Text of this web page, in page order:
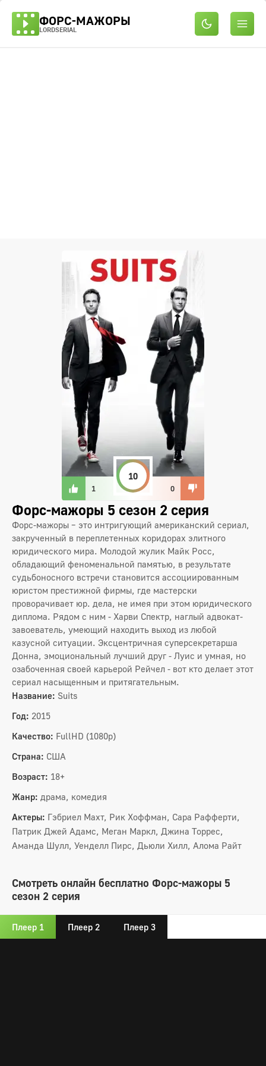
ФОРС-МАЖОРЫ
LORDSERIAL
1
10
0
Форс-мажоры 5 сезон 2 серия
Форс-мажоры – это интригующий американский сериал,
закрученный в переплетенных коридорах элитного
юридического мира. Молодой жулик Майк Росс,
обладающий феноменальной памятью, в результате
судьбоносного встречи становится ассоциированным
юристом престижной фирмы, где мастерски
проворачивает юр. дела, не имея при этом юридического
диплома. Рядом с ним - Харви Спектр, наглый адвокат-
завоеватель, умеющий находить выход из любой
казусной ситуации. Эксцентричная суперсекретарша
Донна, эмоциональный лучший друг - Луис и умная, но
озабоченная своей карьерой Рейчел - вот кто делает этот
сериал насыщенным и притягательным.
Название: Suits
Год: 2015
Качество: FullHD (1080p)
Страна: США
Возраст: 18+
Жанр: драма, комедия
Актеры: Гэбриел Махт, Рик Хоффман, Сара Рафферти,
Патрик Джей Адамс, Меган Маркл, Джина Торрес,
Аманда Шулл, Уенделл Пирс, Дьюли Хилл, Алома Райт
Смотреть онлайн бесплатно Форс-мажоры 5
сезон 2 серия
Плеер 1 Плеер 2 Плеер 3